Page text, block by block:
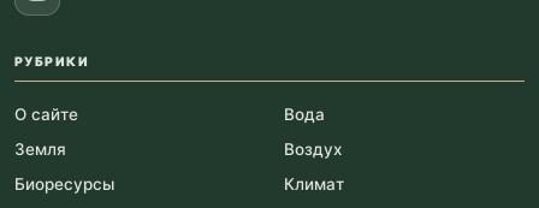
РУБРИКИ
О сайте
Вода
Земля
Воздух
Биоресурсы
Климат